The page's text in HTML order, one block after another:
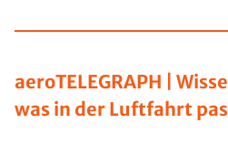
aeroTELEGRAPH |
was in der Luftfahrt